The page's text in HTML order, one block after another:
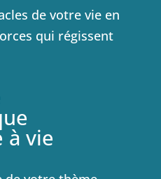
de votre vie en
qui régissent
à vie